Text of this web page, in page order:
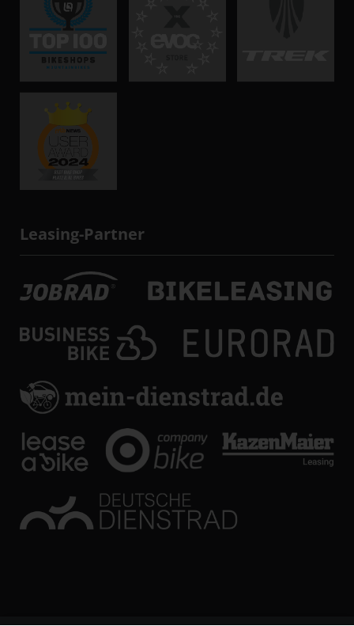
Leasing-Partner